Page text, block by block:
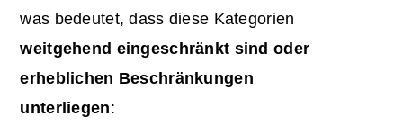
was bedeutet, dass diese Kategorien
weitgehend eingeschränkt sind oder
erheblichen Beschränkungen
unterliegen: